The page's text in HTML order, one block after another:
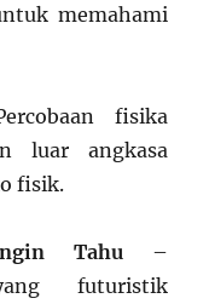
memahami
fisika
luar angkasa
fisik.
Tahu –
futuristik